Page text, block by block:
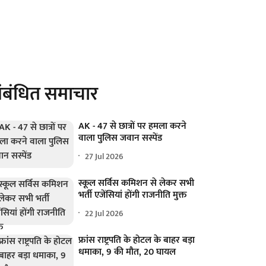
समाचार
AK - 47 से छात्रों पर हमला करने
वाला पुलिस जवान सस्पेंड
27 Jul 2026
स्कूल सर्विस कमिशन से लेकर सभी
भर्ती एजेंसियां होंगी राजनीति मुक्त
22 Jul 2026
फ्रांस राष्ट्रपति के होटल के बाहर बड़ा
धमाका, 9 की मौत, 20 घायल